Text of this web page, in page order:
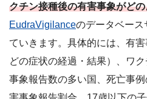
クチン接種後の有害事象がど
EudraVigilanceのデータベース
ていきます。具体的には、有
どの症状の経過・結果）、ワ
事象報告数の多い国、死亡事